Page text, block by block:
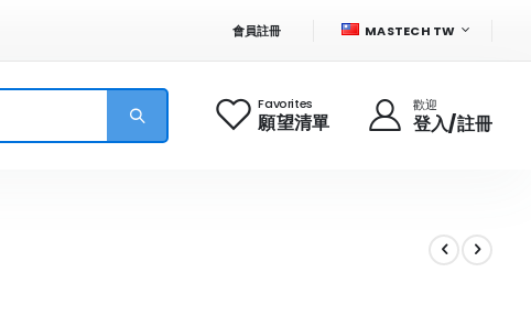
會員註冊
語
MASTECH TW
Favorites
願望清單
歡迎
登入/註冊